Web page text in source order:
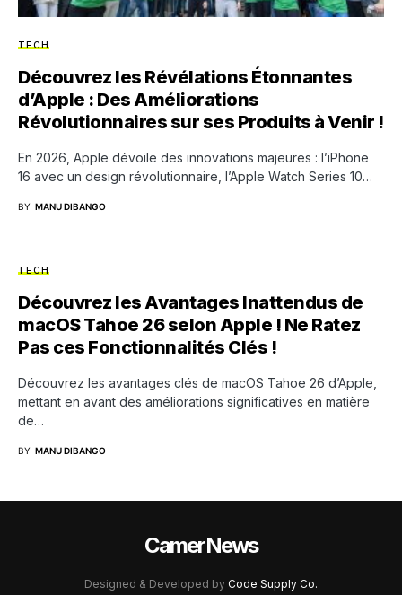
TECH
Découvrez les Révélations Étonnantes
d’Apple : Des Améliorations
Révolutionnaires sur ses Produits à Venir !
En 2026, Apple dévoile des innovations majeures : l’iPhone
16 avec un design révolutionnaire, l’Apple Watch Series 10…
BY MANU DIBANGO
TECH
Découvrez les Avantages Inattendus de
macOS Tahoe 26 selon Apple ! Ne Ratez
Pas ces Fonctionnalités Clés !
Découvrez les avantages clés de macOS Tahoe 26 d’Apple,
mettant en avant des améliorations significatives en matière
de…
BY MANU DIBANGO
CamerNews
Designed & Developed by Code Supply Co.